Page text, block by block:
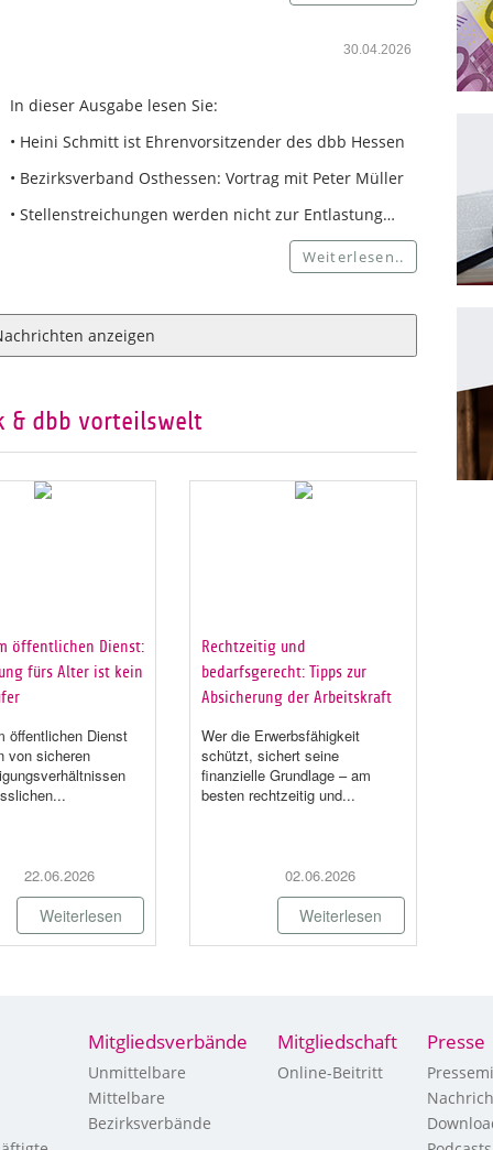
30.04.2026
In dieser Ausgabe lesen Sie:
• Heini Schmitt ist Ehrenvorsitzender des dbb Hessen
• Bezirksverband Osthessen: Vortrag mit Peter Müller
• Stellenstreichungen werden nicht zur Entlastung…
Weiterlesen..
anzeigen
& dbb vorteilswelt
öffentlichen Dienst:
fürs Alter ist kein
öffentlichen Dienst
von sicheren
22.06.2026
Weiterlesen
Rechtzeitig und
bedarfsgerecht: Tipps zur
Absicherung der Arbeitskraft
Wer die Erwerbsfähigkeit
schützt, sichert seine
finanzielle Grundlage – am
besten rechtzeitig und...
02.06.2026
Weiterlesen
Mitgliedsverbände
Unmittelbare
Mittelbare
Bezirksverbände
Mitgliedschaft
Online-Beitritt
Presse